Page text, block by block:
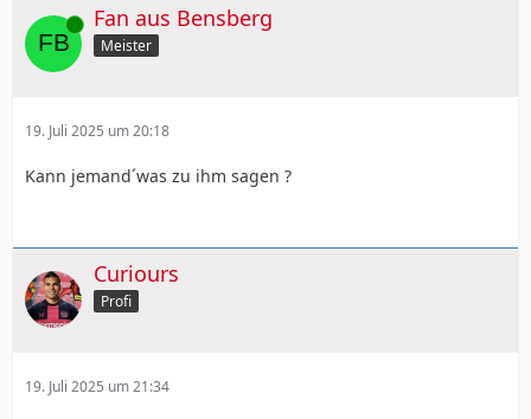
Online Fan aus Bensberg
Meister
19. Juli 2025 um 20:18
Kann jemand´was zu ihm sagen ?
Curiours
Profi
19. Juli 2025 um 21:34